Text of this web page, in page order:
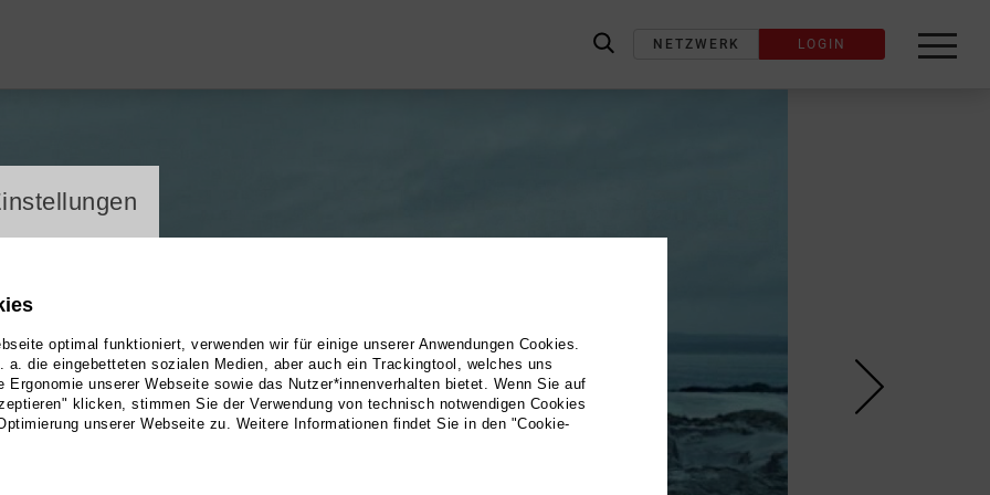
label_search
NETZWERK LOGIN
optimal funktioniert, verwenden wir für einige unserer Anwendungen Cookies.
a. die eingebetteten sozialen Medien, aber auch ein Trackingtool, welches uns
Ergonomie unserer Webseite sowie das Nutzer*innenverhalten bietet. Wenn Sie auf
klicken, stimmen Sie der Verwendung von technisch notwendigen Cookies
unserer Webseite zu. Weitere Informationen findet Sie in den "Cookie-